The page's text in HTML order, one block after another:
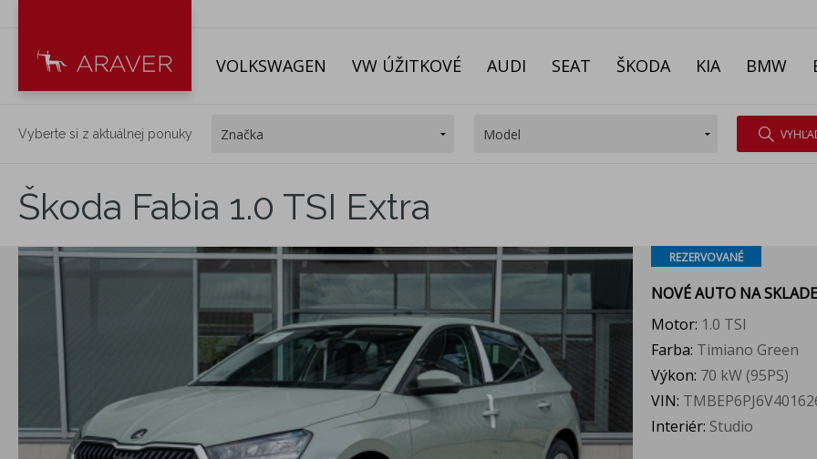
VOLKSWAGEN VW ÚŽITKOVÉ AUDI SEAT ŠKODA KIA BMW
Vyberte si z aktuálnej ponuky
Škoda Fabia 1.0 TSI Extra
REZERVOVANÉ
NOVÉ AUTO NA SKLADE
Motor: 1.0 TSI
Farba: Timiano Green
Výkon: 70 kW (95PS)
VIN:
Interiér: Studio